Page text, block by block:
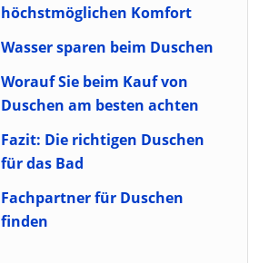
höchstmöglichen Komfort
Wasser sparen beim Duschen
Worauf Sie beim Kauf von
Duschen am besten achten
Fazit: Die richtigen Duschen
für das Bad
Fachpartner für Duschen
finden